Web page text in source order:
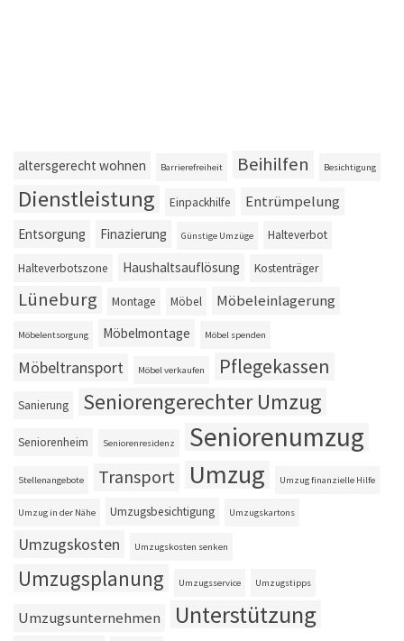
altersgerecht wohnen Barrierefreiheit Beihilfen Besichtigung
Dienstleistung Einpackhilfe Entrümpelung
Entsorgung Finazierung Günstige Umzüge Halteverbot
Halteverbotszone Haushaltsauflösung Kostenträger
Lüneburg Montage Möbel Möbeleinlagerung
Möbelentsorgung Möbelmontage Möbel spenden
Möbeltransport Möbel verkaufen Pflegekassen
Sanierung Seniorengerechter Umzug
Seniorenheim Seniorenresidenz Seniorenumzug
Stellenangebote Transport Umzug Umzug finanzielle Hilfe
Umzug in der Nähe Umzugsbesichtigung Umzugskartons
Umzugskosten Umzugskosten senken
Umzugsplanung Umzugsservice Umzugstipps
Umzugsunternehmen Unterstützung